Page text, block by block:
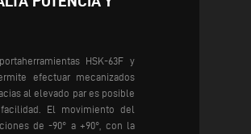
HSK-63F y
efectuar mecanizados
al elevado par es posible
El movimiento del
de -90° a +90°, con la